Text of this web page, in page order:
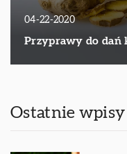
04-22-2020
Przyprawy do dań
Ostatnie wpisy